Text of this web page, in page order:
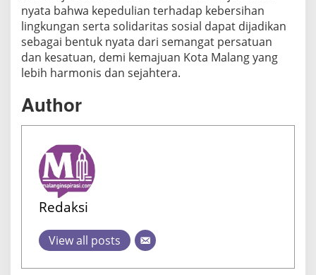
nyata bahwa kepedulian terhadap kebersihan
lingkungan serta solidaritas sosial dapat dijadikan
sebagai bentuk nyata dari semangat persatuan
dan kesatuan, demi kemajuan Kota Malang yang
lebih harmonis dan sejahtera.
Author
Redaksi
View all posts